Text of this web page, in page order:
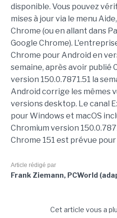
disponible. Vous pouvez
mises à jour via le menu
Chrome (ou en allant dans
Google Chrome).
Chrome pour Android en
semaine, après avoir publié
version 150.0.7871.51 la
Android corrige les mêmes
versions desktop. Le canal
pour Windows et macOS
Chromium version
Chrome 151 est prévue
Article rédigé par
Frank Ziemann, PCWorld
Cet article vous a